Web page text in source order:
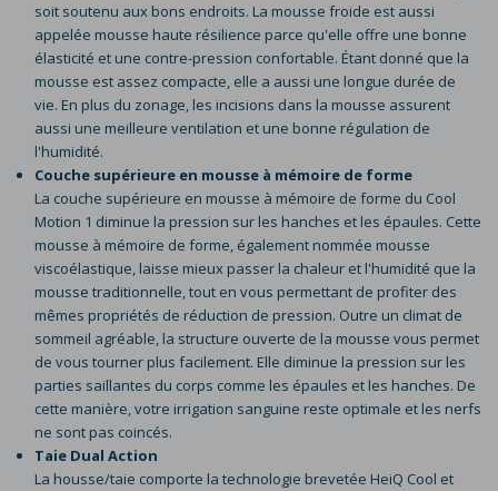
soit soutenu aux bons endroits. La mousse froide est aussi
appelée mousse haute résilience parce qu'elle offre une bonne
élasticité et une contre-pression confortable. Étant donné que la
mousse est assez compacte, elle a aussi une longue durée de
vie. En plus du zonage, les incisions dans la mousse assurent
aussi une meilleure ventilation et une bonne régulation de
l'humidité.
Couche supérieure en mousse à mémoire de forme
La couche supérieure en mousse à mémoire de forme du Cool
Motion 1 diminue la pression sur les hanches et les épaules. Cette
mousse à mémoire de forme, également nommée mousse
viscoélastique, laisse mieux passer la chaleur et l'humidité que la
mousse traditionnelle, tout en vous permettant de profiter des
mêmes propriétés de réduction de pression. Outre un climat de
sommeil agréable, la structure ouverte de la mousse vous permet
de vous tourner plus facilement. Elle diminue la pression sur les
parties saillantes du corps comme les épaules et les hanches. De
cette manière, votre irrigation sanguine reste optimale et les nerfs
ne sont pas coincés.
Taie Dual Action
La housse/taie comporte la technologie brevetée HeiQ Cool et